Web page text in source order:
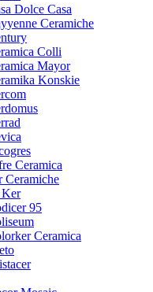
Dolce Casa
Ceramiche
Colli
Mayor
Konskie
Ceramica
Ceramiche
95
Ceramica